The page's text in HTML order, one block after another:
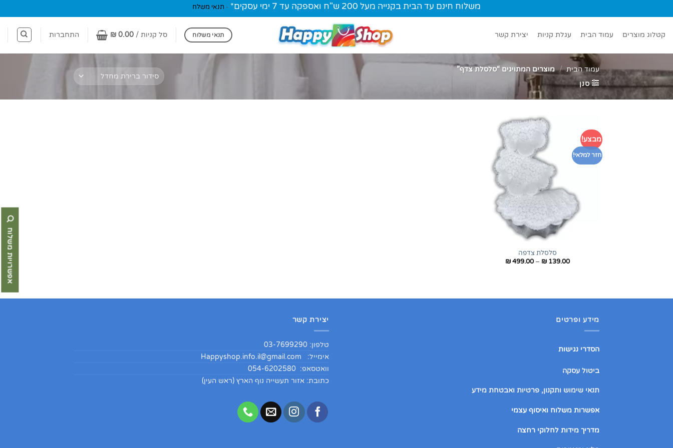
to
משלוח חינם עד הבית בקנייה מעל 200 ש"ח ואספקה עד 7 ימי עסקים* - תנאי משלח
קטלוג מוצרים עמוד הבית עגלת קניות יצירת קשר תנאי משלוח סל קניות / ₪ 0.00 התחברות
עמוד הבית / מוצרים המתויגים “סלסלת צדף”
סנן
מבצע!
חזר למלאי!
סלסלת צדפה
₪ 139.00
–
₪499.00 טווח
מידע ופרטים
הסדרי נגישות
ביטול עסקה
תנאי שימוש ותקנון, פרטיות ואבטחת מידע
אפשרות משלוח ואיסוף עצמי
מדריך מידות לחלוקי רחצה
יצירת קשר
טלפון: 03-7699290
אימייל: Happyshop.info.il@gmail.com
וואטסאפ: 054-6202580
כתובת: אזור תעשייה נוף הארץ (ראש העין)
אפשרויות משלוח